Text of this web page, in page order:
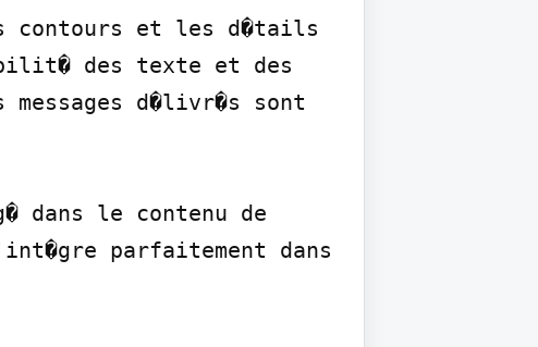
contours et les d�tails
des texte et des
d�livr�s sont
dans le contenu de
parfaitement dans